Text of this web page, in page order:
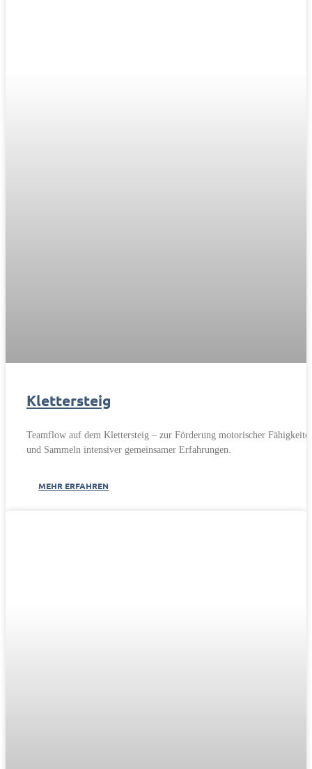
Klettersteig
Teamflow auf dem Klettersteig – zur Förderung motorischer
und Sammeln intensiver gemeinsamer Erfahrungen.
MEHR ERFAHREN